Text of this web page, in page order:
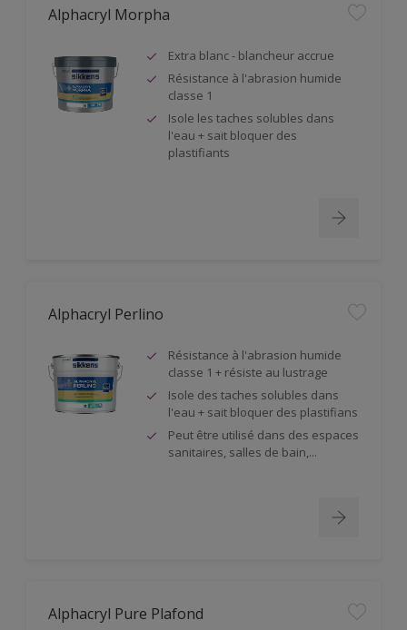
Alphacryl Morpha
Extra blanc - blancheur accrue
Résistance à l'abrasion humide
classe 1
Isole les taches solubles dans
l'eau + sait bloquer des
plastifiants
Alphacryl Perlino
Résistance à l'abrasion humide
classe 1 + résiste au lustrage
Isole des taches solubles dans
l'eau + sait bloquer des plastifians
Peut être utilisé dans des espaces
sanitaires, salles de bain,...
Alphacryl Pure Plafond